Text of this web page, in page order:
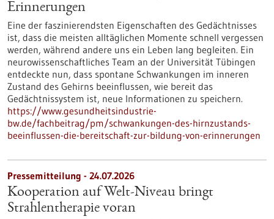
Erinnerungen
Eine der faszinierendsten Eigenschaften des Gedächtnisses
ist, dass die meisten alltäglichen Momente schnell vergessen
werden, während andere uns ein Leben lang begleiten. Ein
neurowissenschaftliches Team an der Universität Tübingen
entdeckte nun, dass spontane Schwankungen im inneren
Zustand des Gehirns beeinflussen, wie bereit das
Gedächtnissystem ist, neue Informationen zu speichern.
https://www.gesundheitsindustrie-
bw.de/fachbeitrag/pm/schwankungen-des-hirnzustands-
beeinflussen-die-bereitschaft-zur-bildung-von-erinnerungen
Pressemitteilung - 24.07.2026
Kooperation auf Welt-Niveau bringt
Strahlentherapie voran